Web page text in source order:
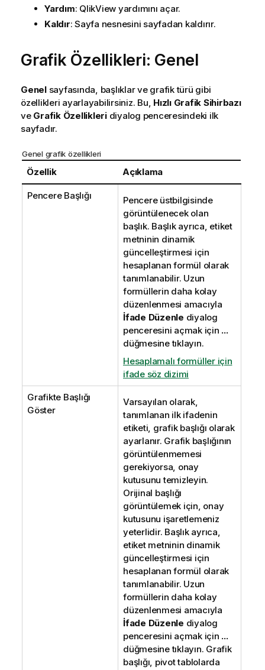
Yardım: QlikView yardımını açar.
Kaldır: Sayfa nesnesini sayfadan kaldırır.
Grafik Özellikleri: Genel
Genelsayfasında, başlıklar ve grafik türü gibi
özellikleri ayarlayabilirsiniz. Bu, Hızlı Grafik Sihirbazı
ve Grafik Özellikleridiyalog penceresindeki ilk
sayfadır.
Genel grafik özellikleri
Özellik Açıklama
Pencere Başlığı
Pencere üstbilgisinde
görüntülenecek olan
başlık. Başlık ayrıca, etiket
metninin dinamik
güncelleştirmesi için
hesaplanan formül olarak
tanımlanabilir. Uzun
formüllerin daha kolay
düzenlenmesi amacıyla
İfade Düzenle diyalog
penceresini açmak için ...
düğmesine tıklayın.
Hesaplamalı formüller için
ifade söz dizimi
Grafikte Başlığı
Göster
Varsayılan olarak,
tanımlanan ilk ifadenin
etiketi, grafik başlığı olarak
ayarlanır. Grafik başlığının
görüntülenmemesi
gerekiyorsa, onay
kutusunu temizleyin.
Orijinal başlığı
görüntülemek için, onay
kutusunu işaretlemeniz
yeterlidir. Başlık ayrıca,
etiket metninin dinamik
güncelleştirmesi için
hesaplanan formül olarak
tanımlanabilir. Uzun
formüllerin daha kolay
düzenlenmesi amacıyla
İfade Düzenle diyalog
penceresini açmak için ...
düğmesine tıklayın. Grafik
başlığı, pivot tablolarda